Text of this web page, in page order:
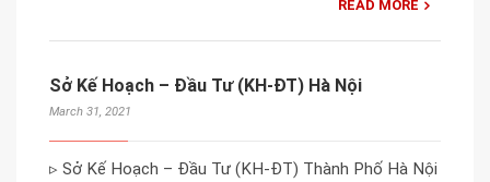
READ MORE
Sở Kế Hoạch – Đầu Tư (KH-ĐT) Hà Nội
March 31, 2021
▹ Sở Kế Hoạch – Đầu Tư (KH-ĐT) Thành Phố Hà Nội